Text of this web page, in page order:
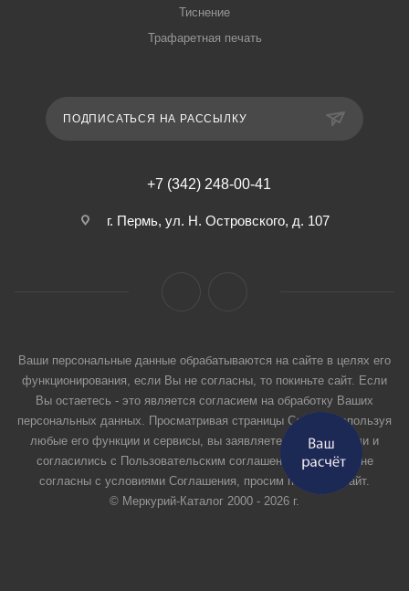
Тиснение
Трафаретная печать
ПОДПИСАТЬСЯ НА РАССЫЛКУ
+7 (342) 248-00-41
г. Пермь, ул. Н. Островского, д. 107
Ваши персональные данные обрабатываются на сайте в целях его
функционирования, если Вы не согласны, то покиньте сайт. Если
Вы остаетесь - это является согласием на обработку Ваших
персональных данных. Просматривая страницы Сайта и используя
любые его функции и сервисы, вы заявляете, что прочитали и
согласились с Пользовательским соглашением. Если вы не
согласны с условиями Соглашения, просим покинуть Сайт.
© Меркурий-Каталог 2000 - 2026 г.